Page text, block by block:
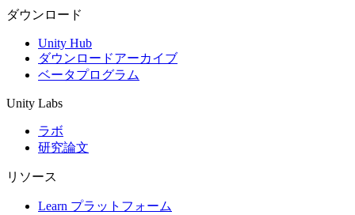
マルチプレイヤーゲーム
マルチプレイヤーゲーム制作を簡素化
ダウンロード
Unity Hub
ダウンロードアーカイブ
ベータプログラム
Unity Labs
ラボ
研究論文
リソース
Learn プラットフォーム